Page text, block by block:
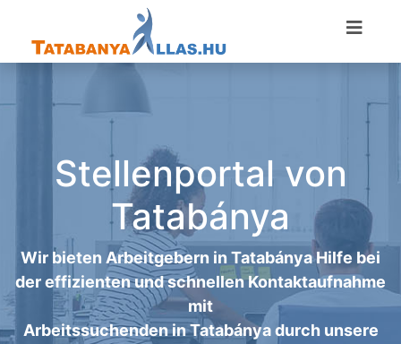
Stellenportal von
Tatabánya
Wir bieten Arbeitgebern in Tatabánya Hilfe bei
der effizienten und schnellen Kontaktaufnahme
mit
Arbeitssuchenden in Tatabánya durch unsere